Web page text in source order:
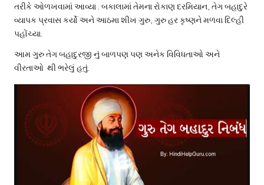
તરીકે ઓળખવામાં આવ્યા . બકાલામાં તેમના રોકાણ દરમિયાન, તેગ બહાદુરે
વ્યાપક પ્રવાસ કર્યો અને આઠમા શીખ ગુરુ, ગુરુ હર કૃષ્ણને મળવા દિલ્હી
પહોંચ્યા.
આમ ગુરુ તેગ બહાદુરજી નું બાળપણ પણ અનેક વિવિધતાઓ અને
વીરતાઓ થી ભરેલું હતું.